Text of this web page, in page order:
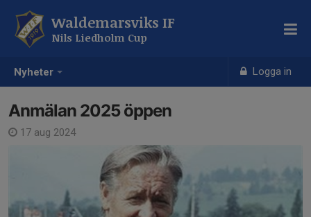
Nyheter Logga in
Waldemarsviks IF
Nils Liedholm Cup
Anmälan 2025 öppen
17 aug 2024